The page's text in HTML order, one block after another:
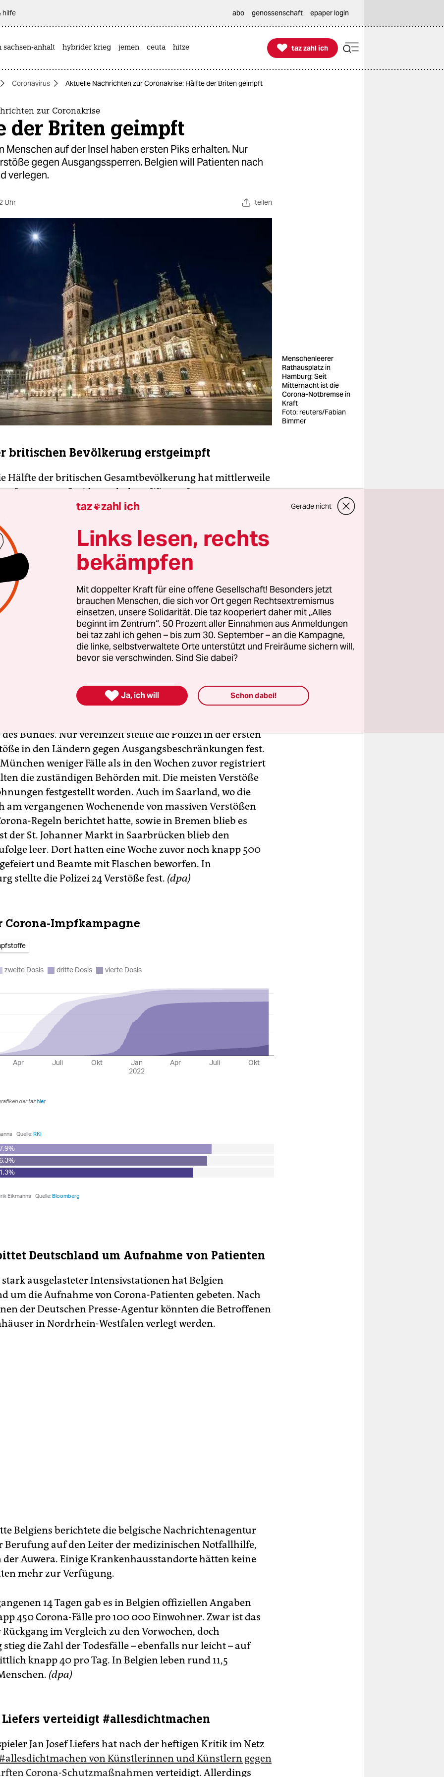
hilfe abo genossenschaft epaper login
sachsen-anhalt hybrider krieg jemen ceuta hitze 
taz zahl ich
taz zahl ich
Coronavirus Aktuelle Nachrichten zur Coronakrise: Hälfte der Briten geimpft
zur Coronakrise
der Briten geimpft
Menschen auf der Insel haben ersten Piks erhalten. Nur
gegen Ausgangssperren. Belgien will Patienten nach
verlegen.
Uhr teilen
Menschenleerer
Rathausplatz in
Hamburg: Seit
Mitternacht ist die
Corona-Notbremse in
Kraft
Foto: reuters/Fabian
Bimmer
britischen Bevölkerung erstgeimpft
Hälfte der britischen Gesamtbevölkerung hat mittlerweile
gegen Covid-19 erhalten. Wie am Samstag aus
Gesundheitsdienstes NHS hervorging, haben in England
Freitag bislang rund 28,1 Millionen Menschen ihren
erhalten – damit steigt die Gesamtzahl der Erstgeimpften
Königreich auf knapp 33,5 Millionen. Die neuesten
Wales, Schottland und Nordirland standen zu dem
aus. Insgesamt leben schätzungsweise 66,8 Millionen
Großbritannien.
in Großbritannien bereits mehr als 45 Millionen
verabreicht worden. Über 11,6 Millionen Menschen
ihre zweite Impfung erhalten.(dpa)
Verstöße gegen Ausgangssperren
Bundes. Nur vereinzelt stellte die Polizei in der ersten
in den Ländern gegen Ausgangsbeschränkungen fest.
weniger Fälle als in den Wochen zuvor registriert
die zuständigen Behörden mit. Die meisten Verstöße
festgestellt worden. Auch im Saarland, wo die
am vergangenen Wochenende von massiven Verstößen
Regeln berichtet hatte, sowie in Bremen blieb es
der St. Johanner Markt in Saarbrücken blieb den
leer. Dort hatten eine Woche zuvor noch knapp 500
und Beamte mit Flaschen beworfen. In
stellte die Polizei 24 Verstöße fest. (dpa)
Deutschland um Aufnahme von Patienten
ausgelasteter Intensivstationen hat Belgien
um die Aufnahme von Corona-Patienten gebeten. Nach
der Deutschen Presse-Agentur könnten die Betroffenen
in Nordrhein-Westfalen verlegt werden.
Belgiens berichtete die belgische Nachrichtenagentur
Berufung auf den Leiter der medizinischen Notfallhilfe,
der Auwera. Einige Krankenhausstandorte hätten keine
mehr zur Verfügung.
14 Tagen gab es in Belgien offiziellen Angaben
450 Corona-Fälle pro 100 000 Einwohner. Zwar ist das
im Vergleich zu den Vorwochen, doch
die Zahl der Todesfälle – ebenfalls nur leicht – auf
knapp 40 pro Tag. In Belgien leben rund 11,5
(dpa)
Liefers verteidigt #allesdichtmachen
Jan Josef Liefers hat nach der heftigen Kritik im Netz
von Künstlerinnen und Künstlern gegen
Corona-Schutzmaßnahmenverteidigt. Allerdings
taz zahl ich Gerade nicht
Links lesen, rechts
bekämpfen
Mit doppelter Kraft für eine offene Gesellschaft! Besonders jetzt
brauchen Menschen, die sich vor Ort gegen Rechtsextremismus
einsetzen, unsere Solidarität. Die taz kooperiert daher mit „Alles
beginnt im Zentrum“. 50 Prozent aller Einnahmen aus Anmeldungen
bei taz zahl ich gehen – bis zum 30. September – an die Kampagne,
die linke, selbstverwaltete Orte unterstützt und Freiräume sichern will,
bevor sie verschwinden. Sind Sie dabei?
 Ja, ich will Schon dabei!